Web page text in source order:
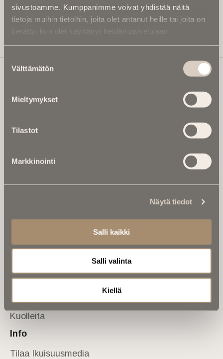
sivustoamme. Kumppanimme voivat yhdistää näitä
tietoja muihin tietoihin, joita olet antanut heille tai joita on
kerätty, kun olet käyttänyt heidän palvelujaan.
valinta
Välttämätön
Mieltymykset
Tilastot
Markkinointi
Näytä tiedot
Salli kaikki
Salli valinta
Kiellä
Tilaa Uutiskirje
Ikuisuusmedia
valtakunnallinen mediabrändi. Julkaisemme uusimmat
kuolinuutiset ja kuolintiedot.
Anna palautetta
Muistokirjoituksia
Kuolema koskettaa
Asiantuntijoilta
Kuolleita
Info
Tilaa Ikuisuusmedia